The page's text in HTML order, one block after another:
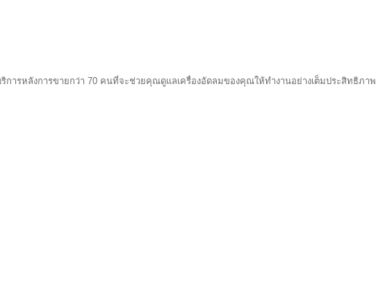
การหลังการขายกว่า 70 คนที่จะช่วยคุณดูแลเครื่องอัดลมของคุณให้ทำงานอย่างเต็มประสิทธิภาพ